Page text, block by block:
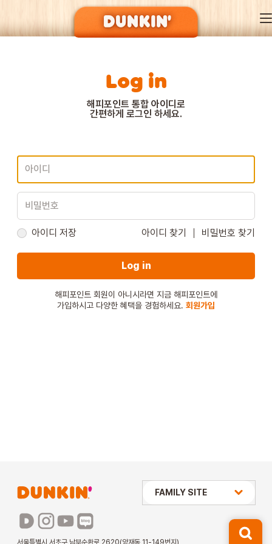
DUNKIN’ OF SEASON
MENU
EVENT
STORE
Log in
해피포인트 통합 아이디로
간편하게 로그인 하세요.
아이디 저장 아이디 찾기 비밀번호 찾기
Log in
해피포인트 회원이 아니시라면 지금 해피포인트에
가입하시고 다양한 혜택을 경험하세요. 회원가입
서울특별시 서초구 남부순환로 2620(양재동 11-149번지)
상미당 HOLDINGS
파리바게뜨
FAMILY SITE